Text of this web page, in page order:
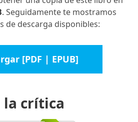
. Seguidamente te mostramos
de descarga disponibles:
[PDF | EPUB]
la crítica